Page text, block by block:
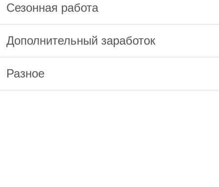
Сезонная работа
Дополнительный заработок
Разное